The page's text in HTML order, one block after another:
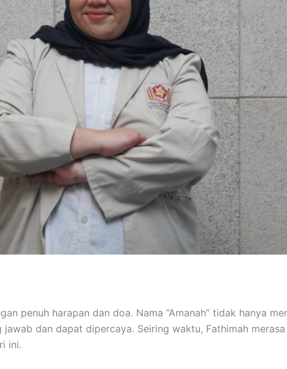
penuh harapan dan doa. Nama “Amanah” tidak hanya
dan dapat dipercaya. Seiring waktu, Fathimah
ini.